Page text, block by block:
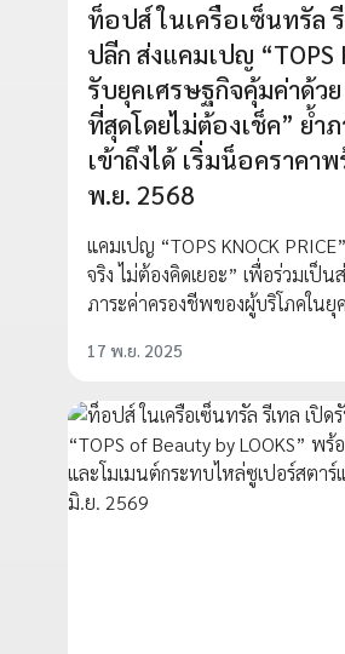
ท็อปส์ ในเครือเซ็นทรัล
ปลีก ส่งแคมเปญ “TOPS
รับยุคเศรษฐกิจคุ้มค่าด้ว
ที่สุดโดยไม่ต้องเช็ค” ย้
เข้าถึงได้ เริ่มน็อคราคา
พ.ย. 2568
แคมเปญ “TOPS KNOCK
จริง ไม่ต้องคิดเยอะ” เพื่อร่วมเป็
ภาระค่าครองชีพของผู้บริโภคในยุ
17 พ.ย. 2025